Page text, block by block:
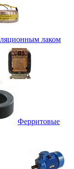
лаком
Ферритовые